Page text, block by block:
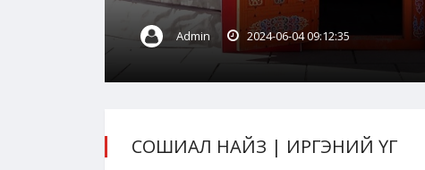
Admin 2024-06-04 09:12:35
СОШИАЛ НАЙЗ | ИРГЭНИЙ ҮГ